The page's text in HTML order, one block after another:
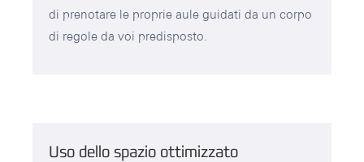
di prenotare le proprie aule guidati da un corpo
di regole da voi predisposto.
Uso dello spazio ottimizzato